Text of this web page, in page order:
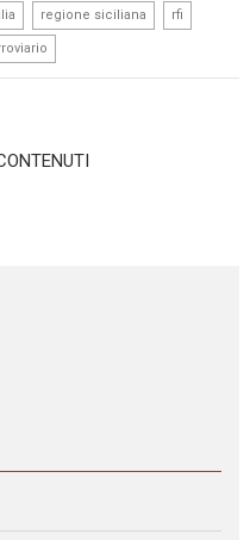
regione siciliana rfi